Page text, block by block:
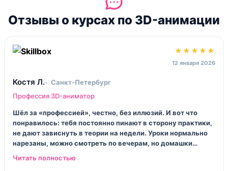
Отзывы о курсах по 3D-анимации
★★★★★
12 января 2026
Костя Л.
Санкт‑Петербург
Профессия 3D-аниматор
Шёл за «профессией», честно, без иллюзий. И вот что
понравилось: тебя постоянно пинают в сторону практики,
не дают зависнуть в теории на недели. Уроки нормально
нарезаны, можно смотреть по вечерам, но домашки
иногда такие… сидишь и споришь с Майей до двух ночи.